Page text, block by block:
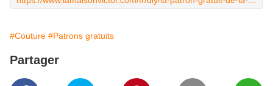
#Couture #Patrons gratuits
Partager